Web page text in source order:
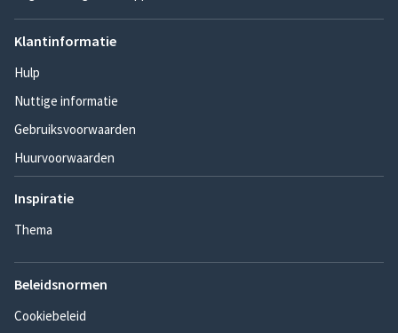
Klantinformatie
Hulp
Nuttige informatie
Gebruiksvoorwaarden
Huurvoorwaarden
Inspiratie
Thema
Beleidsnormen
Cookiebeleid